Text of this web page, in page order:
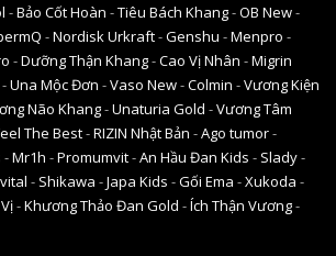
-Bảo Cốt Hoàn -Tiêu Bách Khang-OB New-
-Nordisk Urkraft-Genshu -Menpro -
-Dưỡng Thận Khang-Cao Vị Nhân -Migrin
-Una Mộc Đơn -Vaso New-Colmin -Vương Kiện
Não Khang-Unaturia Gold -Vương Tâm
The Best-RIZIN Nhật Bản -Ago tumor-
-Mr1h -Promumvit-An Hầu Đan Kids - Slady-
- Shikawa -Japa Kids -Gối Ema -Xukoda -
-Khương Thảo Đan Gold -Ích Thận Vương-